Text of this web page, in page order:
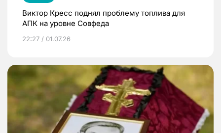
Виктор Кресс поднял проблему топлива для
АПК на уровне Совфеда
22:27 / 01.07.26